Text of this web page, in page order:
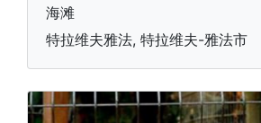
海滩
特拉维夫雅法, 特拉维夫-雅法市